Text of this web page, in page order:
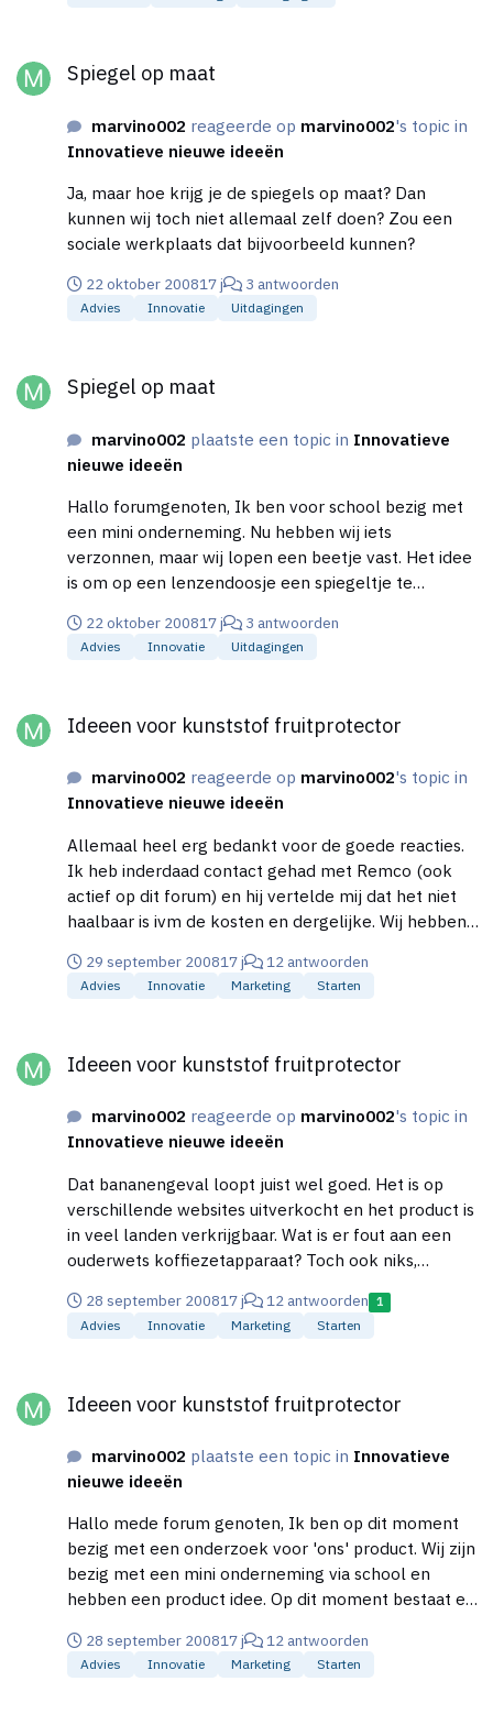
kennen jullie personen die hier wel bedreven in zijn?
Spiegel op maat
marvino002 reageerde op marvino002's topic in
Innovatieve nieuwe ideeën
Ja, maar hoe krijg je de spiegels op maat? Dan
kunnen wij toch niet allemaal zelf doen? Zou een
sociale werkplaats dat bijvoorbeeld kunnen?
22 oktober 200817 j 3 antwoorden
Advies Innovatie Uitdagingen
Spiegel op maat
marvino002 plaatste een topic in Innovatieve
nieuwe ideeën
Hallo forumgenoten, Ik ben voor school bezig met
een mini onderneming. Nu hebben wij iets
verzonnen, maar wij lopen een beetje vast. Het idee
is om op een lenzendoosje een spiegeltje te
spiegelsticker. Ik kan hier echter geen info over
vinden. Dan had ik het idee om een spiegel op maat
identiek zijn. Maar ik kan bijna geen leveranciers
zoeken naar dit soort leveranciers? Of kennen jullie
toevallig personen die mij verder kunnen helpen? Of
heb je wellicht een ander idee om spiegels hierop te
bevestigen of een element hiervoor te maken. Ik
hoor het wel, alvast heel erg bedankt.
22 oktober 200817 j 3 antwoorden
Advies Innovatie Uitdagingen
Ideeen voor kunststof fruitprotector
marvino002 reageerde op marvino002's topic in
Innovatieve nieuwe ideeën
Allemaal heel erg bedankt voor de goede reacties.
Ik heb inderdaad contact gehad met Remco (ook
actief op dit forum) en hij vertelde mij dat het niet
haalbaar is ivm de kosten en dergelijke. Wij hebben
mogelijk. Wat betreft: Is dat niet hetzelfde laken
een pak? Is dat ook niet zo'n duur proces om dat te
verdiepen, ik dacht namelijk dat zij
axstoreout_productGUID={89088227-1F03-4795-
BE84-21E5A3373F21}) al zoiets hadden ontworpen.
Maar is dat niet hetzelfde materiaal, dus hetzelfde
proces? Iemand met verstand hiervan?
29 september 200817 j 12 antwoorden
Advies Innovatie Marketing Starten
Ideeen voor kunststof fruitprotector
marvino002 reageerde op marvino002's topic in
Innovatieve nieuwe ideeën
Dat bananengeval loopt juist wel goed. Het is op
verschillende websites uitverkocht en het product is
in veel landen verkrijgbaar. Wat is er fout aan een
ouderwets koffiezetapparaat? Toch ook niks,
bedankt voor je reactie!
28 september 200817 j 12 antwoorden 1
Advies Innovatie Marketing Starten
Ideeen voor kunststof fruitprotector
marvino002 plaatste een topic in Innovatieve
nieuwe ideeën
Hallo mede forum genoten, Ik ben op dit moment
bezig met een onderzoek voor 'ons' product. Wij zijn
bezig met een mini onderneming via school en
hebben een product idee. Op dit moment bestaat er
(http://www.bestelkado.nl/scripts/prodview.asp?
idProduct=2156), maar daar houdt het dan bij op.
28 september 200817 j 12 antwoorden
Advies Innovatie Marketing Starten